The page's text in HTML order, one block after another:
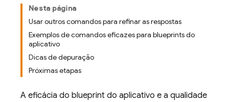
Nesta página
Usar outros comandos para refinar as respostas
Exemplos de comandos eficazes para blueprints do
aplicativo
Dicas de depuração
Próximas etapas
A eficácia do blueprint do aplicativo e a qualidade